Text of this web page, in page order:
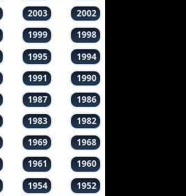
2003
2002
1999
1998
1995
1994
1991
1990
1987
1986
1983
1982
1969
1968
1961
1960
1954
1952